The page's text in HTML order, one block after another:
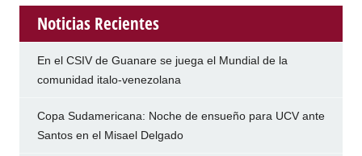
Noticias Recientes
En el CSIV de Guanare se juega el Mundial de la
comunidad italo-venezolana
Copa Sudamericana: Noche de ensueño para UCV ante
Santos en el Misael Delgado